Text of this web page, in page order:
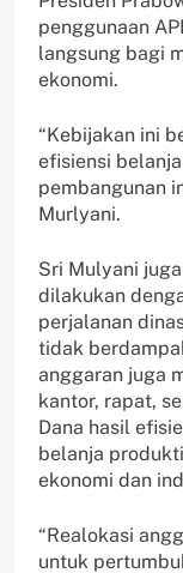
penggunaan
langsung bagi
ekonomi.
“Kebijakan ini
efisiensi
pembangunan
Murlyani.
Sri Mulyani
dilakukan
perjalanan
tidak
anggaran juga
kantor, rapat,
Dana hasil
belanja
ekonomi dan
“Realokasi
untuk